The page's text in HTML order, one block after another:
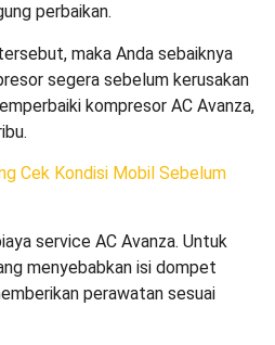
perbaikan.
maka Anda sebaiknya
segera sebelum kerusakan
kompresor AC Avanza,
Cek Kondisi Mobil Sebelum
service AC Avanza. Untuk
menyebabkan isi dompet
perawatan sesuai